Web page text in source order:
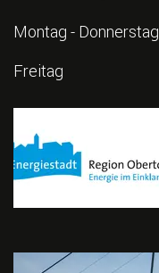
Montag - Donnerstag
Freitag